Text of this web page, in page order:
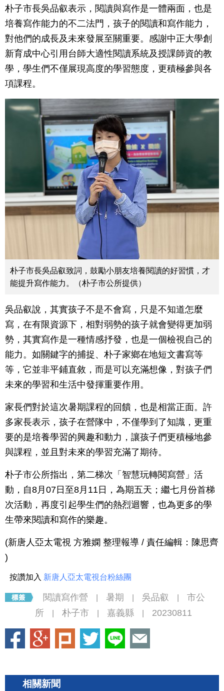
朴子市長吳品叡表示，閱讀與寫作是一體兩面，也是
培養寫作能力的不二法門，孩子的閱讀和寫作能力，
對他們的成長及未來發展至關重要。感謝中正大學創
新育成中心引用台師大適性閱讀系統及授課師資的教
學，學生們不僅展現高度的學習態度，更積極參與各
項課程。
朴子市長吳品叡致詞，鼓勵小朋友培養閱讀的好習慣，才
能提升寫作能力。（朴子市公所提供）
吳品叡說，其實孩子不是不會寫，只是不知道怎麼
寫，在有限資源下，相對弱勢的孩子就會變得更加弱
勢，其實寫作是一種情感抒發，也是一個檢視自己的
能力。如關鍵字的捕捉、朴子家鄉在地短文書寫等
等，它並非平鋪直敘，而是可以充滿想像，對孩子們
未來的學習和生活中發揮重要作用。
家長們對於這次暑期課程的回饋，也是相當正面。許
多家長表示，孩子在營隊中，不僅學到了知識，更重
要的是培養學習的興趣和動力，讓孩子們更積極地參
與課程，並且對未來的學習充滿了期待。
朴子市公所指出，第二梯次「智慧玩轉閱寫營」活
動，自8月07日至8月11日，為期五天；繼七月份首梯
次活動，再度引起學生們的熱烈迴響，也為更多的學
生帶來閱讀和寫作的樂趣。
(新唐人亞太電視 方雅嫻 整理報導 / 責任編輯：陳思齊
)
按讚加入 新唐人亞太電視台粉絲團
閱讀寫作營 暑期 吳品叡
市公
所
朴子市 嘉義縣 20230811
相關新聞